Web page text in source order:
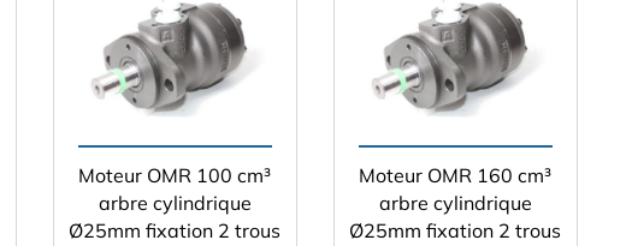
Moteur OMR 100 cm³
arbre cylindrique
Ø25mm fixation 2 trous
Moteur OMR 160 cm³
arbre cylindrique
Ø25mm fixation 2 trous